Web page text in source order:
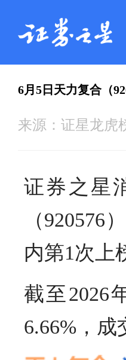
6月5日天力复合（
来源： 证星龙虎
证券之星
（
内第1次上
截至2026
6.66%，成